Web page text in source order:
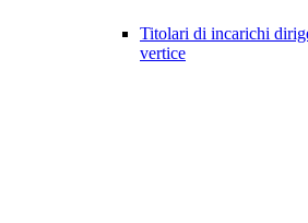
Titolari di incarichi
vertice